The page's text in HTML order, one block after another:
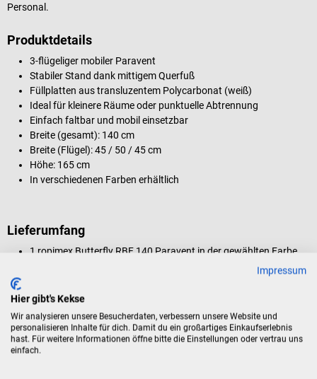
Personal.
Produktdetails
3-flügeliger mobiler Paravent
Stabiler Stand dank mittigem Querfuß
Füllplatten aus transluzentem Polycarbonat (weiß)
Ideal für kleinere Räume oder punktuelle Abtrennung
Einfach faltbar und mobil einsetzbar
Breite (gesamt): 140 cm
Breite (Flügel): 45 / 50 / 45 cm
Höhe: 165 cm
In verschiedenen Farben erhältlich
Lieferumfang
1 ropimex Butterfly RBF 140 Paravent in der gewählten Farbe
Rückgabebedingungen
Dieses Produkt ist von der Rücknahme ausgeschlossen.
Für Verbraucher besteht das Widerrufsrecht nicht bei
Impressum
Hier gibt's Kekse
Wir analysieren unsere Besucherdaten, verbessern unsere Website und
personalisieren Inhalte für dich. Damit du ein großartiges Einkaufserlebnis
hast. Für weitere Informationen öffne bitte die Einstellungen oder vertrau uns
einfach.